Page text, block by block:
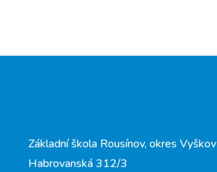
Základní škola Rousínov, okres Vyškov
Habrovanská 312/3